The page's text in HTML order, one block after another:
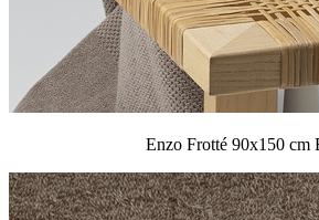
Enzo Frotté 90x150 cm